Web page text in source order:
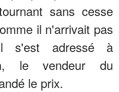
sans cesse
il n'arrivait pas
s'est adressé à
le vendeur du
le prix.